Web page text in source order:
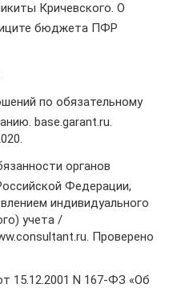
Кричевского. О
бюджета ПФР
по обязательному
base.garant.ru.
органов
Федерации,
индивидуального
учета /
Проверено
15.12.2001 N 167-ФЗ «Об